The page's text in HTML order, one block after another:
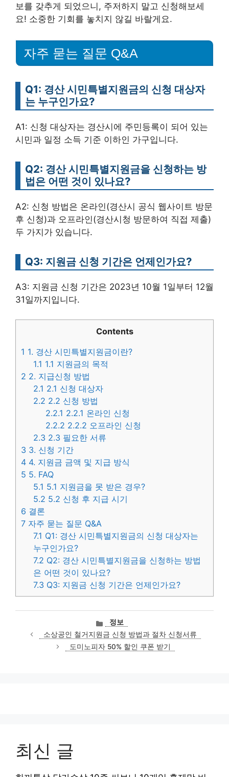
보를 갖추게 되었으니, 주저하지 말고 신청해보세
요! 소중한 기회를 놓치지 않길 바랄게요.
자주 묻는 질문 Q&A
Q1: 경산 시민특별지원금의 신청 대상자
는 누구인가요?
A1: 신청 대상자는 경산시에 주민등록이 되어 있는
시민과 일정 소득 기준 이하인 가구입니다.
Q2: 경산 시민특별지원금을 신청하는 방
법은 어떤 것이 있나요?
A2: 신청 방법은 온라인(경산시 공식 웹사이트 방문
후 신청)과 오프라인(경산시청 방문하여 직접 제출)
두 가지가 있습니다.
Q3: 지원금 신청 기간은 언제인가요?
A3: 지원금 신청 기간은 2023년 10월 1일부터 12월
31일까지입니다.
Contents
1 1. 경산 시민특별지원금이란?
1.1 1.1 지원금의 목적
2 2. 지급신청 방법
2.1 2.1 신청 대상자
2.2 2.2 신청 방법
2.2.1 2.2.1 온라인 신청
2.2.2 2.2.2 오프라인 신청
2.3 2.3 필요한 서류
3 3. 신청 기간
4 4. 지원금 금액 및 지급 방식
5 5. FAQ
5.1 5.1 지원금을 못 받은 경우?
5.2 5.2 신청 후 지급 시기
6 결론
7 자주 묻는 질문 Q&A
7.1 Q1: 경산 시민특별지원금의 신청 대상자는
누구인가요?
7.2 Q2: 경산 시민특별지원금을 신청하는 방법
은 어떤 것이 있나요?
7.3 Q3: 지원금 신청 기간은 언제인가요?
카
테
고
리
정보
소상공인 철거지원금 신청 방법과 절차 신청서류
도미노피자 50% 할인 쿠폰 받기
최신 글